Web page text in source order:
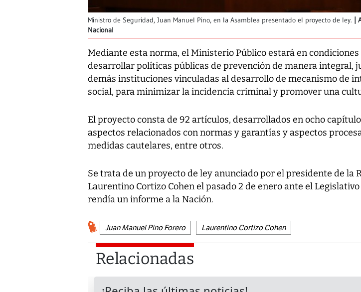
Ministro de Seguridad, Juan Manuel Pino, en la Asamblea presentado el proyecto de ley.
Nacional
Mediante esta norma, el Ministerio Público estará en condiciones
desarrollar políticas públicas de prevención de manera integral,
demás instituciones vinculadas al desarrollo de mecanismo de
social, para minimizar la incidencia criminal y promover una
El proyecto consta de 92 artículos, desarrollados en ocho
aspectos relacionados con normas y garantías y aspectos
medidas cautelares, entre otros.
Se trata de un proyecto de ley anunciado por el presidente de la
Laurentino Cortizo Cohen el pasado 2 de enero ante el
rendía un informe a la Nación.
Juan Manuel Pino Forero Laurentino Cortizo Cohen
Relacionadas